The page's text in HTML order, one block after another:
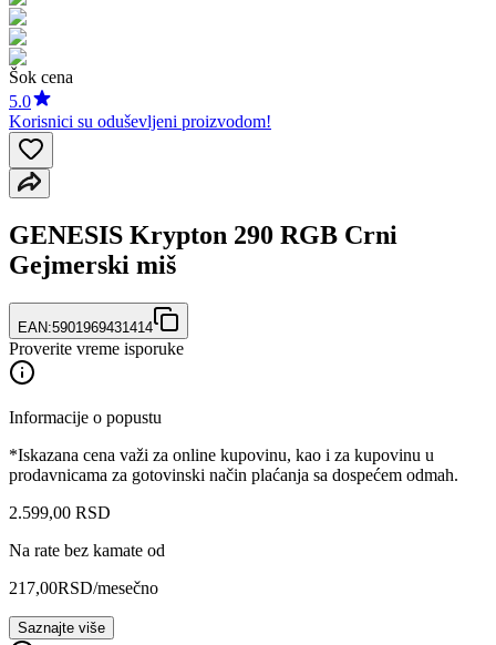
Šok cena
5.0
Korisnici su oduševljeni proizvodom!
GENESIS Krypton 290 RGB Crni
Gejmerski miš
EAN:5901969431414
Proverite vreme isporuke
Informacije o popustu
*Iskazana cena važi za online kupovinu, kao i za kupovinu u
prodavnicama za gotovinski način plaćanja sa dospećem odmah.
2.599,00 RSD
Na rate bez kamate od
217,00RSD/mesečno
Saznajte više